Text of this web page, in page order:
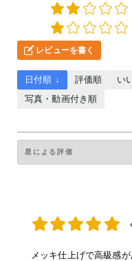
レビューを書く
日付順 ↓ 評価順 い
写真・動画付き順
メッキ仕上げで高級感